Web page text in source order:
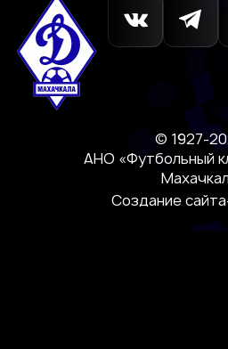
© 1927-
АНО «Футбольный
Создание сайта